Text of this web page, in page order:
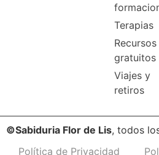
Terapias
Recursos
gratuitos
Viajes y
retiros
©Sabiduria Flor de Lis, todos
Política de Privacidad